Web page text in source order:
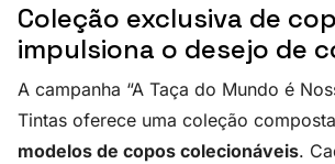
Coleção exclusiva de
impulsiona o desejo de
A campanha “A Taça do Mundo é
Tintas oferece uma coleção
modelos de copos colecionáveis.